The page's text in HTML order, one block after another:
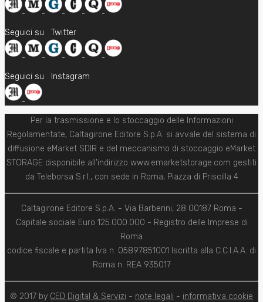
Seguici su Twitter
Seguici su Instagram
Per la trasmissione e lo stoccaggio delle Informazioni
Regolamentate, Caltagirone Editore S.p.A. si avvale del sistema di
diffusione eMarket SDIR e del meccanismo di stoccaggio eMarket
STORAGE disponibile all'indirizzo www.emarketstorage.com gestiti
da Teleborsa S.r.l., con sede in Roma, Piazza di Priscilla 4
Caltagirone Editore S.p.A. - Via Barberini, 28 00187 Roma -
Capitale sociale Euro 125.000.000 - Registro delle Imprese di
Roma
codice fiscale e partita Iva n. 05897851001 Iscritta alla C.C.I.A.A. di
Roma n. REA 935017
© 2017 by CED Digital & Servizi - note legali - informativa cookie